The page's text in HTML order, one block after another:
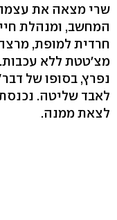
שרי מצאה את עצמה
המחשב, ומנהלת
חרדית למופת,
מצ'טטת ללא
נפרץ, בסופו של
לאבד שליטה.
לצאת ממנה.